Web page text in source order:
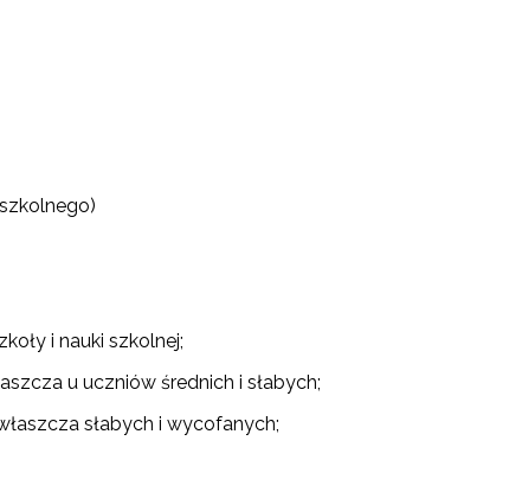
i nauki szkolnej;
u uczniów średnich i słabych;
słabych i wycofanych;